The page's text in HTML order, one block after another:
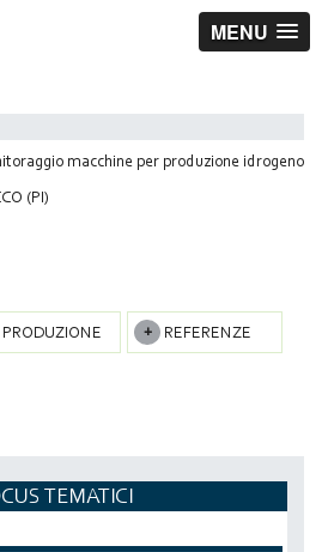
MENU
macchine per produzione idrogeno
(PI)
PRODUZIONE REFERENZE
TEMATICI